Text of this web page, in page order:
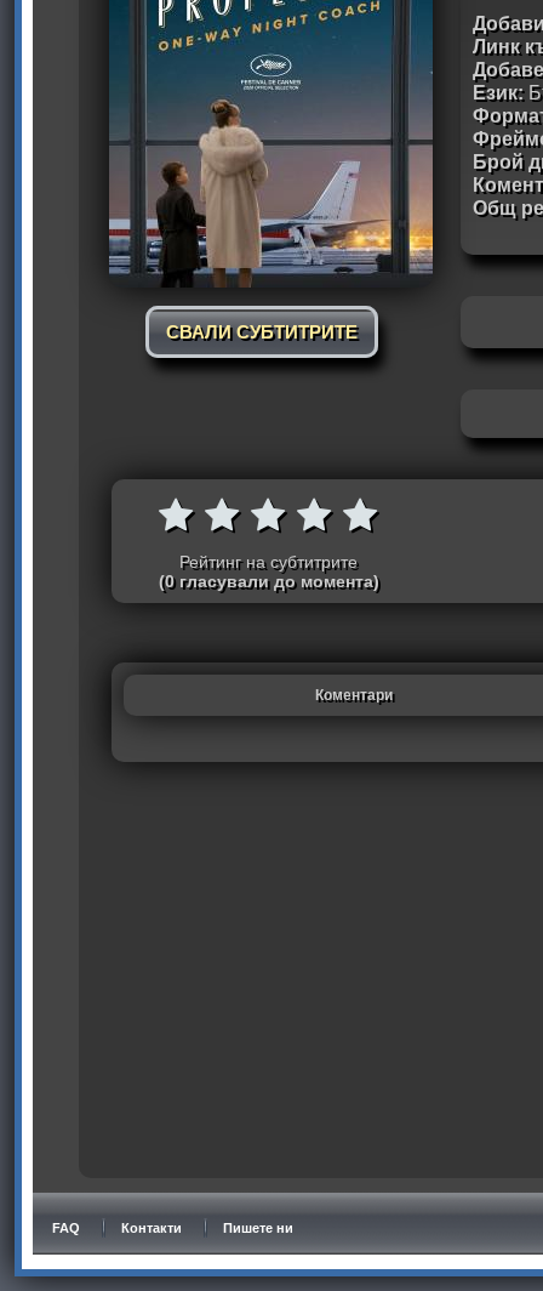
СВАЛИ СУБТИТРИТЕ
Линк
Език:
Брой
Общ
Рейтинг на субтитрите
(0 гласували до момента)
Коментари
FAQ Контакти Пишете ни